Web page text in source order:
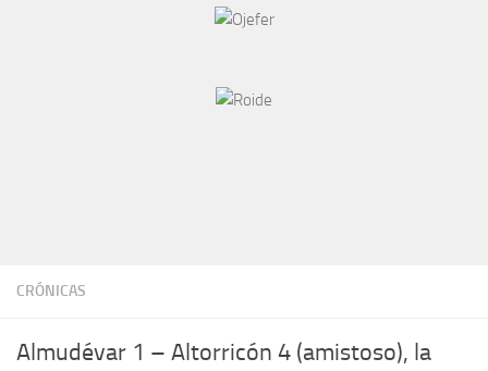
CRÓNICAS
Almudévar 1 – Altorricón 4 (amistoso), la